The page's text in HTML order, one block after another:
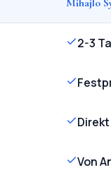
Mihajlo
2-3
Von